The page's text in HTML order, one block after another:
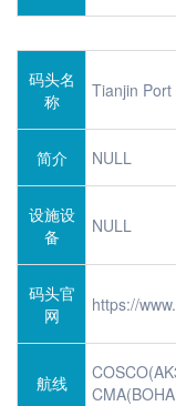
码头名
称
Tianjin
简介 NULL
设施设
备
NULL
码头官
网
https://
航线